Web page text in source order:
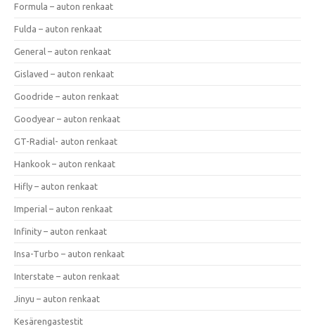
Formula – auton renkaat
Fulda – auton renkaat
General – auton renkaat
Gislaved – auton renkaat
Goodride – auton renkaat
Goodyear – auton renkaat
GT-Radial- auton renkaat
Hankook – auton renkaat
Hifly – auton renkaat
Imperial – auton renkaat
Infinity – auton renkaat
Insa-Turbo – auton renkaat
Interstate – auton renkaat
Jinyu – auton renkaat
Kesärengastestit